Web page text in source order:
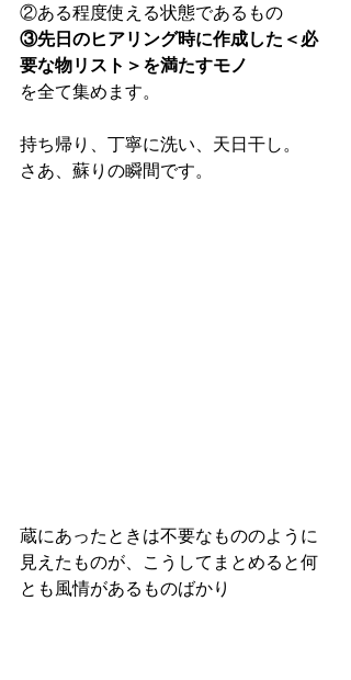
②ある程度使える状態であるもの
③先日のヒアリング時に作成した＜必
要な物リスト＞を満たすモノ
を全て集めます。
持ち帰り、丁寧に洗い、天日干し。
さあ、蘇りの瞬間です。
蔵にあったときは不要なもののように
見えたものが、こうしてまとめると何
とも風情があるものばかり